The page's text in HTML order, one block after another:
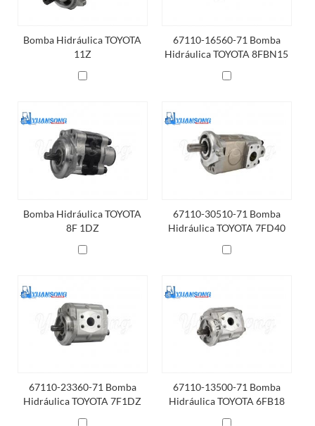
Bomba Hidráulica TOYOTA
11Z
67110-16560-71 Bomba
Hidráulica TOYOTA 8FBN15
Bomba Hidráulica TOYOTA
8F 1DZ
67110-30510-71 Bomba
Hidráulica TOYOTA 7FD40
67110-23360-71 Bomba
Hidráulica TOYOTA 7F1DZ
67110-13500-71 Bomba
Hidráulica TOYOTA 6FB18